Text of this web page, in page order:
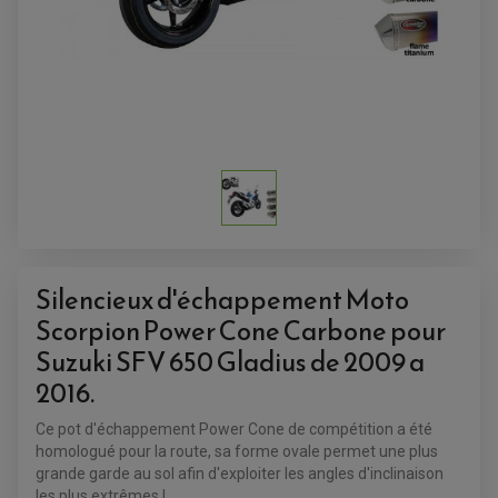
BAGAGERIE
BAGAGERIE SOUPLE
ACCESSOIRE GPS, SMARTPHONE
ACCESSOIRES QUAD
ACCESSOIRES ANODISES POUR QUAD
BOUCHON DE RÉSERVOIR QUAD
POIGNÉE QUAD
PROTÈGE-MAINS
PONTETS / REHAUSSES DE GUIDON
REPOSE PIED QUAD
BAGAGERIE / TREUIL / ATTELAGE
TREUIL ET ATTELAGE QUAD-SSV
ÉCHAPPEMENT QUAD
ÉQUIPEMENT ÉLECTRIQUE
ACCESSOIRES ÉLECTRIQUE ENDURO
PLAQUE PHARE
COMPTEUR D'HEURE
DÉMARREUR
Silencieux d'échappement Moto
Scorpion Power Cone Carbone pour
Suzuki SFV 650 Gladius de 2009 a
2016.
Ce pot d'échappement Power Cone de compétition a été
homologué pour la route, sa forme ovale permet une plus
grande garde au sol afin d'exploiter les angles d'inclinaison